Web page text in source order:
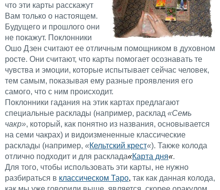
что эти карты расскажут
Вам только о настоящем.
Будущего и прошлого они
не покажут. Поклонники
Ошо Дзен считают ее отличным помощником в духовном
росте. Они считают, что карты помогает осознавать те
чувства и эмоции, которые испытывает сейчас человек,
тем самым, показывая ему разные проявления его
самого, что с ним происходит.
Поклонники гадания на этик картах предлагают
специальные расклады (например, расклад «Семь
чакр», который, как понятно из названия, основывается
на семи чакрах) и видоизмененные классические
расклады (например, «Кельтский крест«). Также колода
отлично подходит и для расклада«Карта дня«.
Для того, чтобы использовать эти карты, не нужно
разбираться в классическом Таро, так как данная колода,